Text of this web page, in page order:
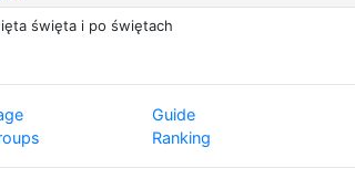
święta i po świętach
Guide
Ranking